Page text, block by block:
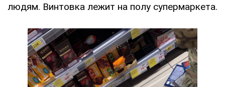
людям. Винтовка лежит на полу супермаркета.